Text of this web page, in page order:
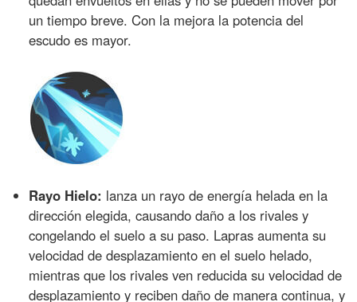
un tiempo breve. Con la mejora la potencia del
escudo es mayor.
Rayo Hielo: lanza un rayo de energía helada en la
dirección elegida, causando daño a los rivales y
congelando el suelo a su paso. Lapras aumenta su
velocidad de desplazamiento en el suelo helado,
mientras que los rivales ven reducida su velocidad de
desplazamiento y reciben daño de manera continua, y